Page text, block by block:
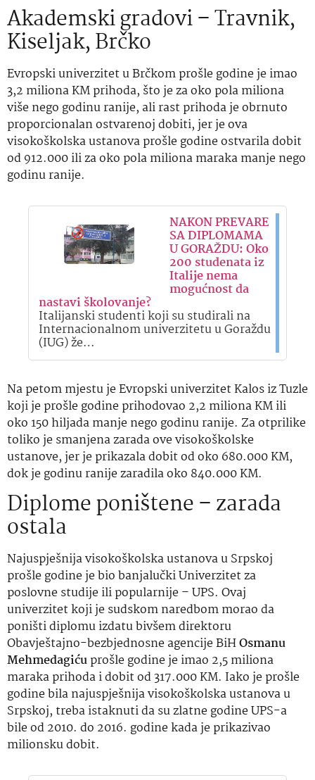
Akademski gradovi – Travnik,
Kiseljak, Brčko
Evropski univerzitet u Brčkom prošle godine je imao
3,2 miliona KM prihoda, što je za oko pola miliona
više nego godinu ranije, ali rast prihoda je obrnuto
proporcionalan ostvarenoj dobiti, jer je ova
visokoškolska ustanova prošle godine ostvarila dobit
od 912.000 ili za oko pola miliona maraka manje nego
godinu ranije.
NAKON PREVARE
SA DIPLOMAMA
U GORAŽDU: Oko
200 studenata iz
Italije nema
mogućnost da
nastavi školovanje?
Italijanski studenti koji su studirali na
Internacionalnom univerzitetu u Goraždu
(IUG) že…
Na petom mjestu je Evropski univerzitet Kalos iz Tuzle
koji je prošle godine prihodovao 2,2 miliona KM ili
oko 150 hiljada manje nego godinu ranije. Za otprilike
toliko je smanjena zarada ove visokoškolske
ustanove, jer je prikazala dobit od oko 680.000 KM,
dok je godinu ranije zaradila oko 840.000 KM.
Diplome poništene – zarada
ostala
Najuspješnija visokoškolska ustanova u Srpskoj
prošle godine je bio banjalučki Univerzitet za
poslovne studije ili popularnije – UPS. Ovaj
univerzitet koji je sudskom naredbom morao da
poništi diplomu izdatu bivšem direktoru
Obavještajno-bezbjednosne agencije BiHOsmanu
Mehmedagićuprošle godine je imao 2,5 miliona
maraka prihoda i dobit od 317.000 KM. Iako je prošle
godine bila najuspješnija visokoškolska ustanova u
Srpskoj, treba istaknuti da su zlatne godine UPS-a
bile od 2010. do 2016. godine kada je prikazivao
milionsku dobit.